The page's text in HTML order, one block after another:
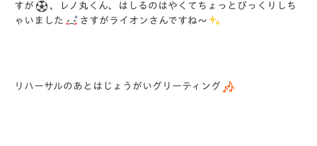
すが
、レノ丸くん、はしるのはやくてちょっとびっくりしち
ゃいました
さすがライオンさんですね～
リハーサルのあとはじょうがいグリーティング